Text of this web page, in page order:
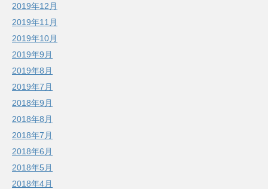
2019年12月
2019年11月
2019年10月
2019年9月
2019年8月
2019年7月
2018年9月
2018年8月
2018年7月
2018年6月
2018年5月
2018年4月